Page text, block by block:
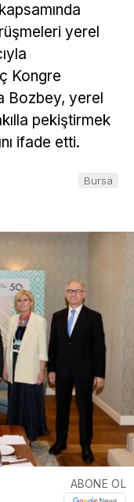
yerel
Kongre
Bozbey, yerel
pekiştirmek
ifade etti.
Bursa
ABONE OL